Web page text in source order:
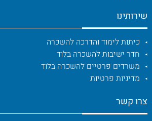
שירותינו
כיתות לימוד והדרכה להשכרה
חדר ישיבות להשכרה בלוד
משרדים פרטיים להשכרה בלוד
מדיניות פרטיות
צרו קשר